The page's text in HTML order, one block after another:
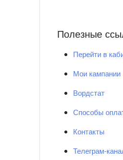
Полезные
Перейти в
Мои кампании
Вордстат
Способы
Контакты
Телеграм-